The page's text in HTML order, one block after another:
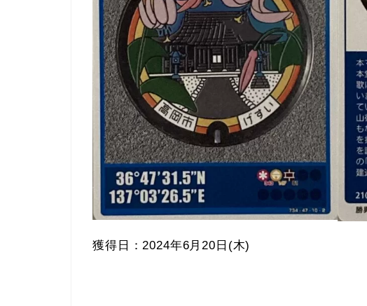
獲得日：2024年6月20日(木)